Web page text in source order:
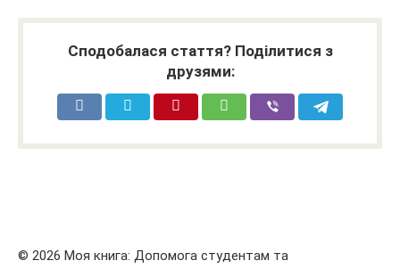
Сподобалася стаття? Поділитися з
друзями:
© 2026 Моя книга: Допомога студентам та